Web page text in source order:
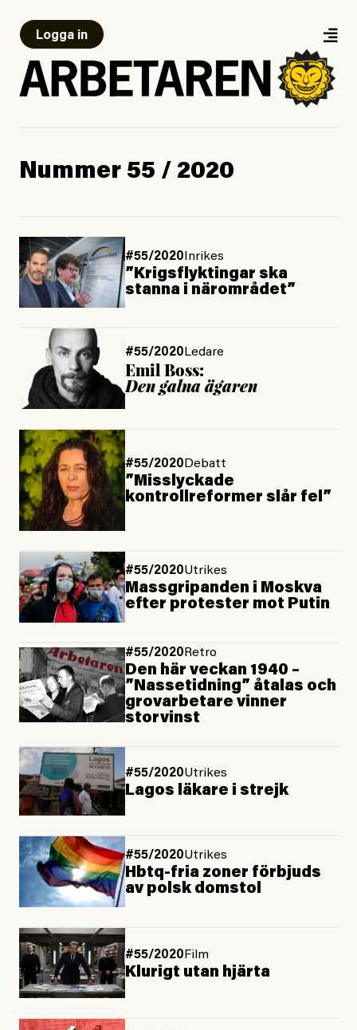
Logga in
Nummer 55 / 2020
#55/2020 Inrikes
”Krigsflyktingar ska
stanna i närområdet”
#55/2020Ledare
Emil Boss:
Den galna ägaren
#55/2020Debatt
”Misslyckade
kontrollreformer slår fel”
#55/2020Utrikes
Massgripanden i Moskva
efter protester mot Putin
#55/2020 Retro
Den här veckan 1940 –
”Nassetidning” åtalas och
grovarbetare vinner
storvinst
#55/2020Utrikes
Lagos läkare i strejk
#55/2020Utrikes
Hbtq-fria zoner förbjuds
av polsk domstol
#55/2020 Film
Klurigt utan hjärta